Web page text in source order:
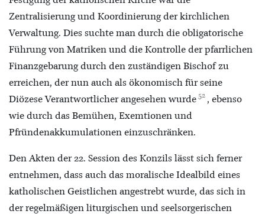
Zentralisierung und Koordinierung der kirchlichen
Verwaltung. Dies suchte man durch die obligatorische
Führung von Matriken und die Kontrolle der pfarrlichen
Finanzgebarung durch den zuständigen Bischof zu
erreichen, der nun auch als ökonomisch für seine
Diözese Verantwortlicher angesehen wurde 52 , ebenso
wie durch das Bemühen, Exemtionen und
Pfründenakkumulationen einzuschränken.
Den Akten der 22. Session des Konzils lässt sich ferner
entnehmen, dass auch das moralische Idealbild eines
katholischen Geistlichen angestrebt wurde, das sich in
der regelmäßigen liturgischen und seelsorgerischen